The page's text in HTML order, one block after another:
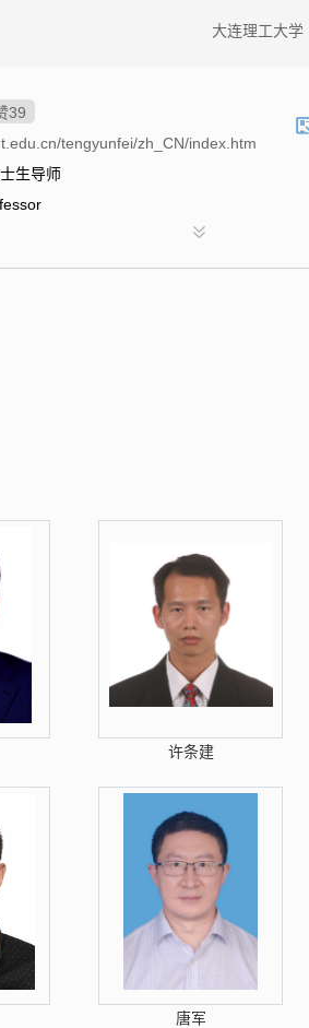
大连理工大学
39
tengyunfei/zh_CN/index.htm
生导师
许条建
唐军